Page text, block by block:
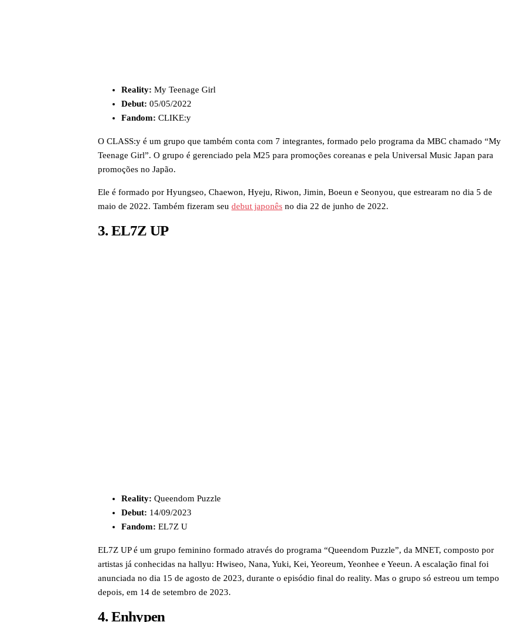
Reality: My Teenage Girl
Debut: 05/05/2022
Fandom: CLIKE:y
O CLASS:y é um grupo que também conta com 7 integrantes, formado pelo programa da MBC chamado “My
Teenage Girl”. O grupo é gerenciado pela M25 para promoções coreanas e pela Universal Music Japan para
promoções no Japão.
Ele é formado por Hyungseo, Chaewon, Hyeju, Riwon, Jimin, Boeun e Seonyou, que estrearam no dia 5 de
maio de 2022. Também fizeram seu debut japonês no dia 22 de junho de 2022.
3. EL7Z UP
Reality: Queendom Puzzle
Debut: 14/09/2023
Fandom: EL7Z U
EL7Z UP é um grupo feminino formado através do programa “Queendom Puzzle”, da MNET, composto por
artistas já conhecidas na hallyu: Hwiseo, Nana, Yuki, Kei, Yeoreum, Yeonhee e Yeeun. A escalação final foi
anunciada no dia 15 de agosto de 2023, durante o episódio final do reality. Mas o grupo só estreou um tempo
depois, em 14 de setembro de 2023.
4. Enhypen